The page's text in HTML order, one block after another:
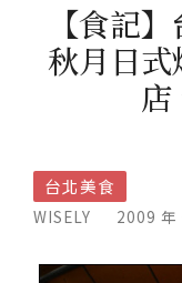
【食記
秋月日
台北美食
WISELY 2009 年